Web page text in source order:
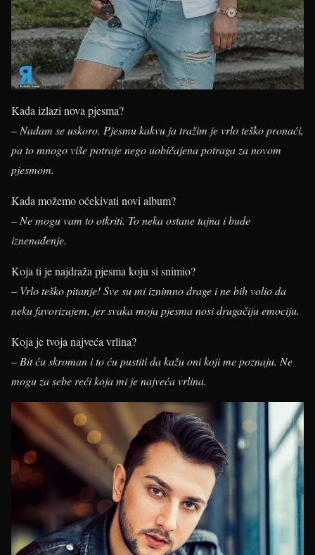
Kada izlazi nova pjesma?
– Nadam se uskoro. Pjesmu kakvu ja tražim je vrlo teško pronaći,
pa to mnogo više potraje nego uobičajena potraga za novom
pjesmom.
Kada možemo očekivati novi album?
– Ne mogu vam to otkriti. To neka ostane tajna i bude
iznenađenje.
Koja ti je najdraža pjesma koju si snimio?
– Vrlo teško pitanje! Sve su mi iznimno drage i ne bih volio da
neku favorizujem, jer svaka moja pjesma nosi drugačiju emociju.
Koja je tvoja najveća vrlina?
– Bit ću skroman i to ću pustiti da kažu oni koji me poznaju. Ne
mogu za sebe reći koja mi je najveća vrlina.